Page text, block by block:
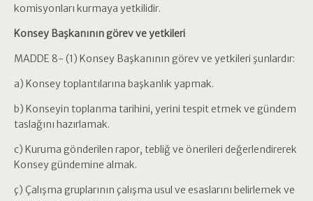
komisyonları kurmaya yetkilidir.
Konsey Başkanının görev ve yetkileri
MADDE 8- (1) Konsey Başkanının görev ve yetkileri şunlardır:
a) Konsey toplantılarına başkanlık yapmak.
b) Konseyin toplanma tarihini, yerini tespit etmek ve gündem
taslağını hazırlamak.
c) Kuruma gönderilen rapor, tebliğ ve önerileri değerlendirerek
Konsey gündemine almak.
ç) Çalışma gruplarının çalışma usul ve esaslarını belirlemek ve